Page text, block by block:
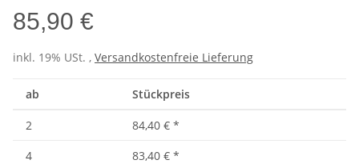
85,90 €
inkl. 19% USt. , Versandkostenfreie Lieferung
ab Stückpreis
2 84,40 € *
4
83,40 € *